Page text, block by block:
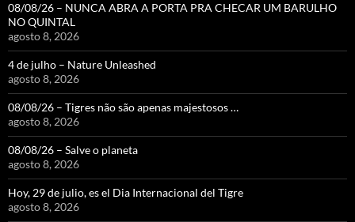
08/08/26 – NUNCA ABRA A PORTA PRA CHECAR UM BARULHO
NO QUINTAL
agosto 8, 2026
4 de julho – Nature Unleashed
agosto 8, 2026
08/08/26 – Tigres não são apenas majestosos …
agosto 8, 2026
08/08/26 – Salve o planeta
agosto 8, 2026
Hoy, 29 de julio, es el Dia Internacional del Tigre
agosto 8, 2026